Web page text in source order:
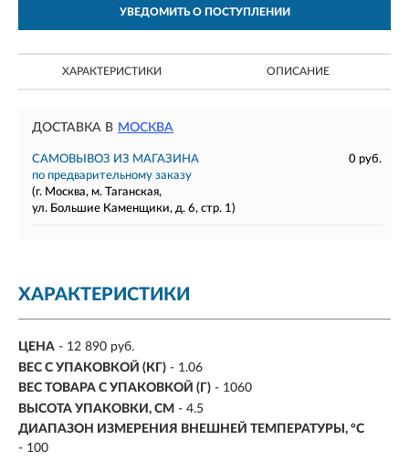
УВЕДОМИТЬ О ПОСТУПЛЕНИИ
ХАРАКТЕРИСТИКИ ОПИСАНИЕ
ДОСТАВКА В МОСКВА
САМОВЫВОЗ ИЗ МАГАЗИНА
0 руб.
по предварительному заказу
(г. Москва, м. Таганская,
ул. Большие Каменщики, д. 6, стр. 1)
ХАРАКТЕРИСТИКИ
ЦЕНА - 12 890 руб.
ВЕС С УПАКОВКОЙ (КГ) - 1.06
ВЕС ТОВАРА С УПАКОВКОЙ (Г) - 1060
ВЫСОТА УПАКОВКИ, СМ - 4.5
ДИАПАЗОН ИЗМЕРЕНИЯ ВНЕШНЕЙ ТЕМПЕРАТУРЫ, °C
- 100